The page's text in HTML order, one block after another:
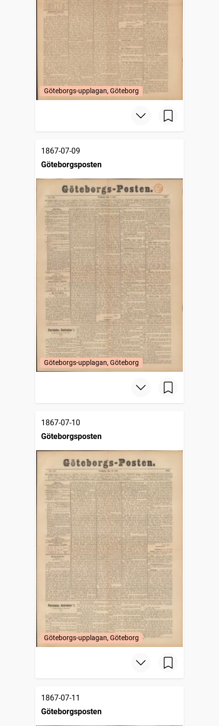
Göteborgs-upplagan, Göteborg
1867-07-09
Göteborgsposten
Göteborgs-upplagan, Göteborg
1867-07-10
Göteborgsposten
Göteborgs-upplagan, Göteborg
1867-07-11
Göteborgsposten